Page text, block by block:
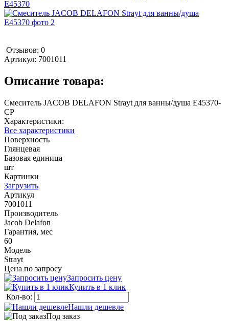
Отзывов: 0
Артикул: 7001011
Описание товара:
Смеситель JACOB DELAFON Strayt для ванны/душа E45370-
CP
Характеристики:
Все характеристики
Поверхность
Глянцевая
Базовая единица
шт
Картинки
Загрузить
Артикул
7001011
Производитель
Jacob Delafon
Гарантия, мес
60
Модель
Strayt
Цена по запросу
Запросить цену
Купить в 1 клик
Кол-во:
Нашли дешевле
Под заказ